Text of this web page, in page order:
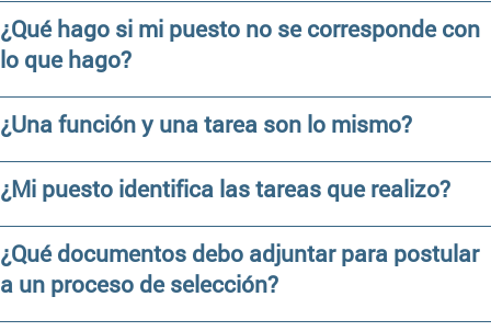
¿Qué hago si mi puesto no se corresponde con
lo que hago?
¿Una función y una tarea son lo mismo?
¿Mi puesto identifica las tareas que realizo?
¿Qué documentos debo adjuntar para postular
a un proceso de selección?